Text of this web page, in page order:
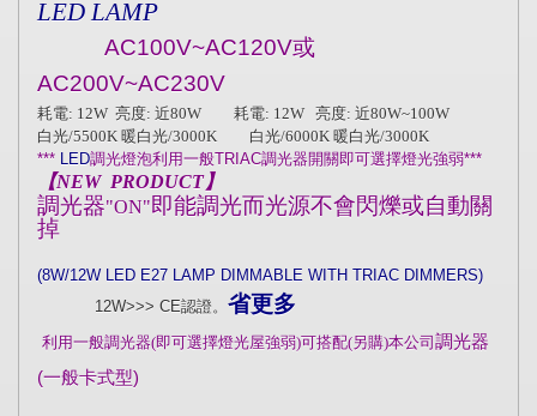
LED LAMP
AC100V~AC120V或
AC200V~AC230V
耗電: 12W 亮度: 近80W 耗電: 12W 亮度: 近80W~100W
白光/5500K 暖白光/3000K 白光/6000K 暖白光/3000K
*** LED調光燈泡利用一般TRIAC調光器開關即可選擇燈光強弱***
【NEW PRODUCT】
調光器"ON"即能調光而光源不會閃爍或自動關
掉
(8W/12W LED E27 LAMP DIMMABLE WITH TRIAC DIMMERS)
12W>>> CE認證。 省更多
利用一般調光器(即可選擇燈光屋強弱)可搭配(另購)本公司 調光器
(一般卡式型)